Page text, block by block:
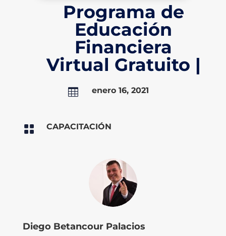
Programa de
Educación
Financiera
Virtual Gratuito |
 enero 16, 2021
 CAPACITACIÓN
Diego Betancour Palacios